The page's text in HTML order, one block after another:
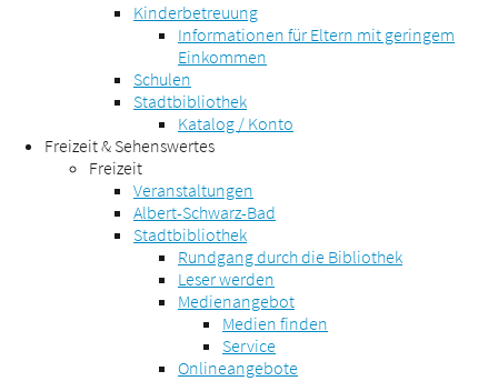
Kinderbetreuung
Informationen für Eltern mit geringem
Einkommen
Schulen
Stadtbibliothek
Katalog / Konto
Freizeit & Sehenswertes
Freizeit
Veranstaltungen
Albert-Schwarz-Bad
Stadtbibliothek
Rundgang durch die Bibliothek
Leser werden
Medienangebot
Medien finden
Service
Onlineangebote